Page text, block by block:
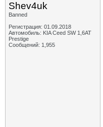
Shev4uk
Banned
Регистрация: 01.09.2018
Автомобиль: KIA Ceed SW 1,6AT
Prestige
Сообщений: 1,955